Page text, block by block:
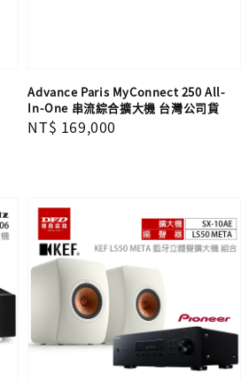
Advance Paris MyConnect 250 All-
In-One 串流綜合擴大機 台灣公司貨
Regular
NT$ 169,000